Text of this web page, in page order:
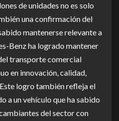
de unidades no es solo
una confirmación del
mantenerse relevante a
Benz ha logrado mantener
transporte comercial
en innovación, calidad,
logro también refleja el
a un vehículo que ha sabido
del sector con